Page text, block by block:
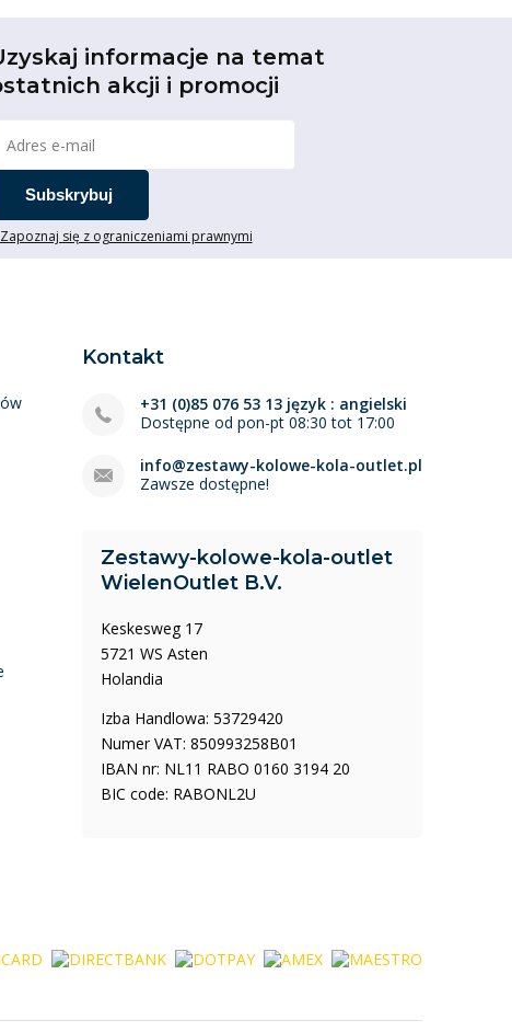
informacje na temat
akcji i promocji
Subskrybuj
się z ograniczeniami prawnymi
Kontakt
+31 (0)85 076 53 13 język : angielski
Dostępne od pon-pt 08:30 tot 17:00
info@zestawy-kolowe-kola-outlet.pl
Zawsze dostępne!
Zestawy-kolowe-kola-outlet
WielenOutlet B.V.
Keskesweg 17
5721 WS Asten
Holandia
Izba Handlowa: 53729420
Numer VAT: 850993258B01
IBAN nr: NL11 RABO 0160 3194 20
BIC code: RABONL2U